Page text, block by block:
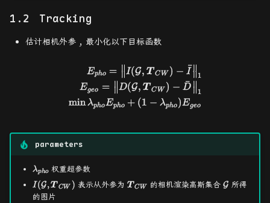
Tracking
估计相机外参 , 最小化以下目标函数
\begin{aligned}
Epho = ∥
∥I(G, T CW ) − Iˉ
∥
∥
1
Egeo = ∥
∥D(G, T CW ) − D
ˉ
∥
∥
1
min λphoEpho + (1 − λpho )Egeo
parameters
\lambda_{pho}
λpho 权重超参数
I(\mathcal{G},\boldsymbol{T}_{CW})
I(G,T CW ) 表示从外参为 \boldsymbol{T}_{CW}
T CW 的相机渲染高斯集合 G 所得
的图片